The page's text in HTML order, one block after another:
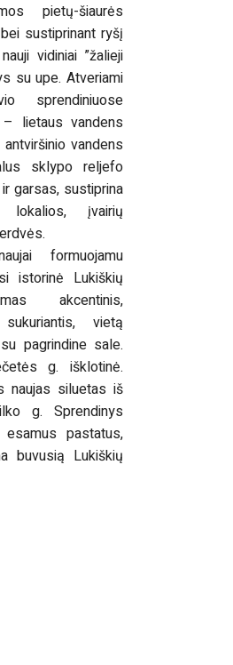
pietų-šiaurės
sustiprinant ryšį
vidiniai ”žalieji
su upe. Atveriami
sprendiniuose
– lietaus vandens
vandens
sklypo reljefo
garsas, sustiprina
lokalios, įvairių
formuojamu
istorinė Lukiškių
akcentinis,
vietą
pagrindine sale.
g. išklotinė.
naujas siluetas iš
g. Sprendinys
esamus pastatus,
buvusią Lukiškių